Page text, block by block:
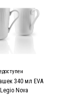
340 мл EVA
Nova